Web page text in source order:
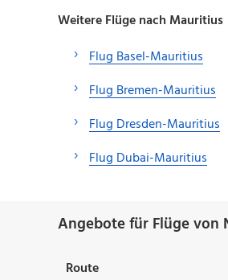
Weitere Flüge nach Mauritius
Flug Basel-Mauritius
Flug Bremen-Mauritius
Flug Dresden-Mauritius
Flug Dubai-Mauritius
Angebote für Flüge von
Route